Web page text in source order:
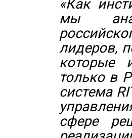
«Как
мы
лидеров,
которые
только в
система
сфере